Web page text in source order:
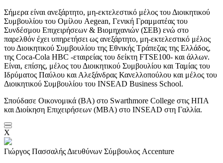
Σήμερα είναι ανεξάρτητο, μη-εκτελεστικό μέλος του Διοικητικού
Συμβουλίου του Ομίλου Aegean, Γενική Γραμματέας του
Συνδέσμου Επιχειρήσεων & Βιομηχανιών (ΣΕΒ) ενώ στο
παρελθόν έχει υπηρετήσει ως ανεξάρτητο, μη-εκτελεστικό μέλος
του Διοικητικού Συμβουλίου της Εθνικής Τράπεζας της Ελλάδος,
της Coca-Cola ΗΒC -εταιρείας του δείκτη FTSE100- και άλλων.
Είναι, επίσης, μέλος του Διοικητικού Συμβουλίου και Ταμίας του
Ιδρύματος Παύλου και Αλεξάνδρας Κανελλοπούλου και μέλος του
Διοικητικού Συμβουλίου του INSEAD Business School.
Σπούδασε Οικονομικά (BA) στο Swarthmore College στις ΗΠΑ
και Διοίκηση Επιχειρήσεων (ΜΒΑ) στο INSEAD στη Γαλλία.
X
Γιώργος Πασσαλής Διευθύνων Σύμβουλος Accenture